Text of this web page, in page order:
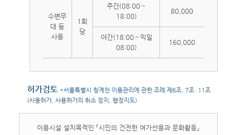
수변무
대 등
사용
1회
당
주간(08:00～
18:00)
80,000
야간(18:00～익일
08:00)
160,000
허가검토 *서울특별시 청계천 이용관리에 관한 조례 제6조, 7조. 11조
(사용허가, 사용허가의 취소 정지, 행정지도)
이용시설 설치목적인 「시민의 건전한 여가선용과 문화활동」